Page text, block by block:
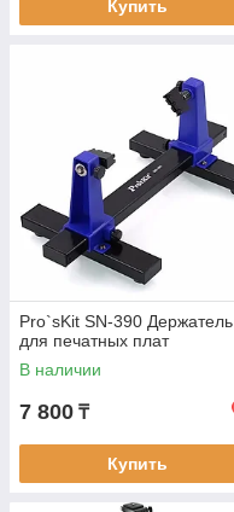
Купить
Pro`sKit SN-390 Держатель
для печатных плат
В наличии
7 800 ₸
Купить